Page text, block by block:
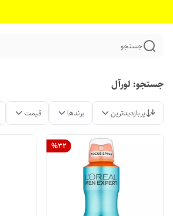
جستجو
جستجو: لورآل
پربازدیدترین برندها قیمت
%32